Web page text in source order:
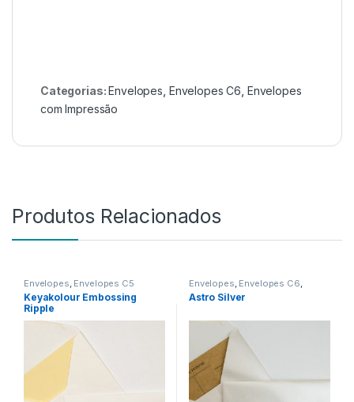
Categorias:Envelopes Envelopes C6 Envelopes
com Impressão
Produtos Relacionados
Envelopes Envelopes C5
Keyakolour Embossing
Ripple
Envelopes Envelopes C6
Envelopes sem Impressão
Astro Silver